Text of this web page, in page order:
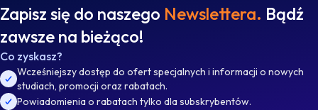
Zapisz się do naszego Newslettera. Bądź
zawsze na bieżąco!
Co zyskasz?
Wcześniejszy dostęp do ofert specjalnych i informacji o nowych
studiach, promocji oraz rabatach.
Powiadomienia o rabatach tylko dla subskrybentów.